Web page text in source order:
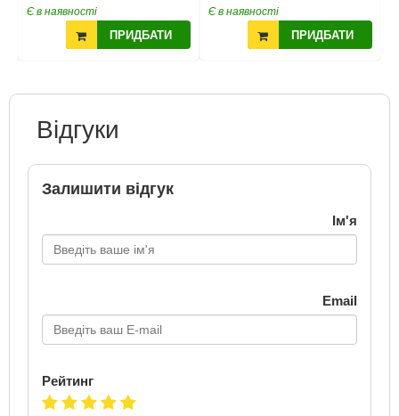
Є в наявності
ПРИДБАТИ
Є в наявності
ПРИДБАТИ
Відгуки
Залишити відгук
Ім'я
Email
Рейтинг